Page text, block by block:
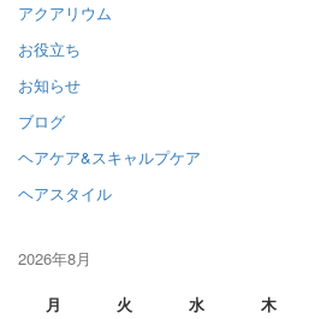
アクアリウム
お役立ち
お知らせ
ブログ
ヘアケア&スキャルプケア
ヘアスタイル
2026年8月
月
火 水 木